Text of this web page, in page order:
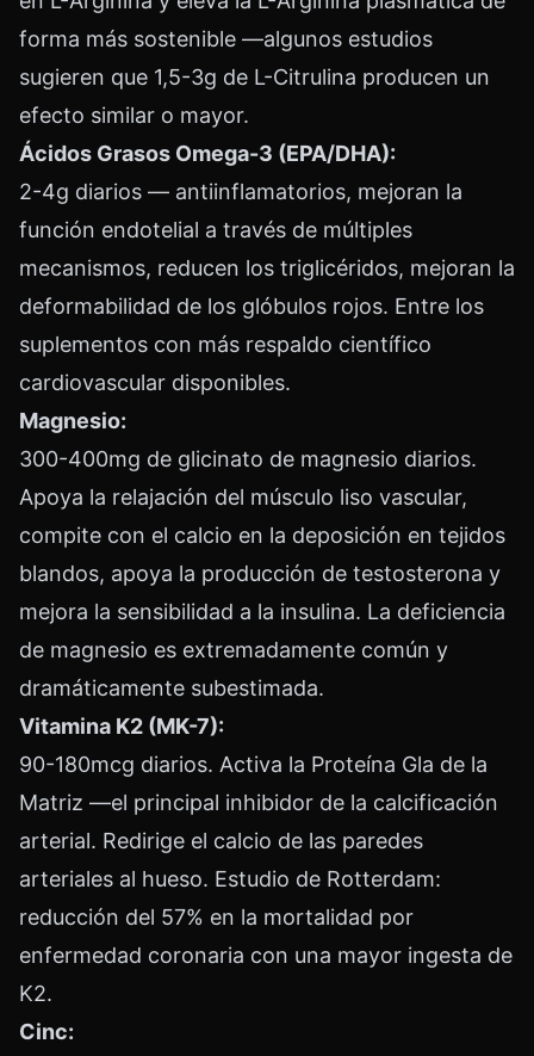
forma más sostenible —algunos estudios
sugieren que 1,5-3g de L-Citrulina producen un
efecto similar o mayor.
Ácidos Grasos Omega-3 (EPA/DHA):
2-4g diarios — antiinflamatorios, mejoran la
función endotelial a través de múltiples
mecanismos, reducen los triglicéridos, mejoran la
deformabilidad de los glóbulos rojos. Entre los
suplementos con más respaldo científico
cardiovascular disponibles.
Magnesio:
300-400mg de glicinato de magnesio diarios.
Apoya la relajación del músculo liso vascular,
compite con el calcio en la deposición en tejidos
blandos, apoya la producción de testosterona y
mejora la sensibilidad a la insulina. La deficiencia
de magnesio es extremadamente común y
dramáticamente subestimada.
Vitamina K2 (MK-7):
90-180mcg diarios. Activa la Proteína Gla de la
Matriz —el principal inhibidor de la calcificación
arterial. Redirige el calcio de las paredes
arteriales al hueso. Estudio de Rotterdam:
reducción del 57% en la mortalidad por
enfermedad coronaria con una mayor ingesta de
K2.
Cinc: